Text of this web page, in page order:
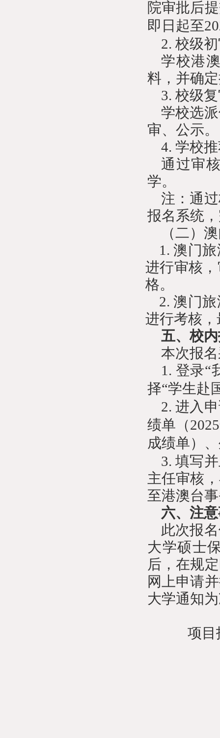
院审批后
即日起至
2. 校级
学校港
料，并确
3. 校级
学校选
审、公示。
4. 学校
通过审
学。
注：通
报名系统
（二）
1.澳门
进行审核
格。
2.澳门
进行考核 ，
五、校
本次报
1. 登录“
择“学生赴
2.进入
绩单（
成绩单）
3.填写
主任审核
至港澳台
六、注
此次报
大学硕士
后，在规
网上申请
大学通知
项目